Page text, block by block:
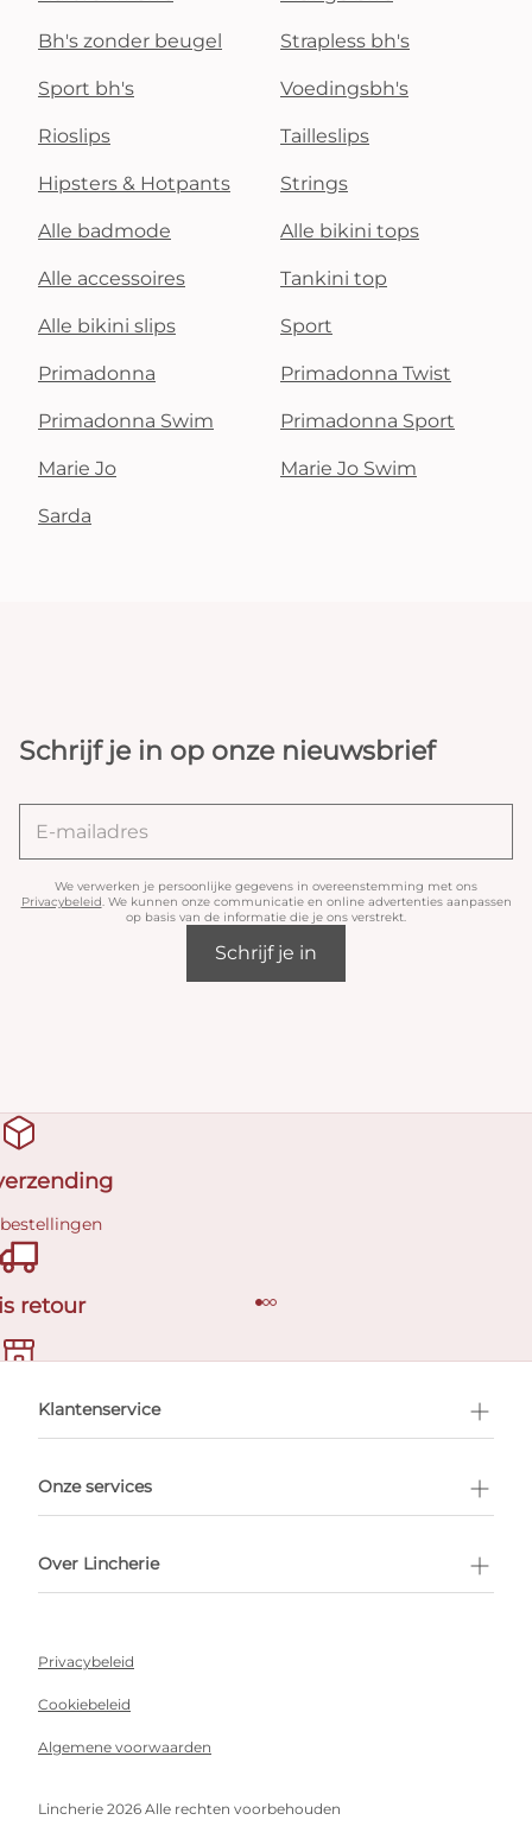
Bh's zonder beugel Strapless bh's
Sport bh's Voedingsbh's
Rioslips Tailleslips
Hipsters & Hotpants Strings
Alle badmode Alle bikini tops
Alle accessoires Tankini top
Alle bikini slips Sport
Primadonna Primadonna Twist
Primadonna Swim Primadonna Sport
Marie Jo Marie Jo Swim
Sarda
Schrijf je in op onze nieuwsbrief
We verwerken je persoonlijke gegevens in overeenstemming met ons
Privacybeleid. We kunnen onze communicatie en online advertenties aanpassen
op basis van de informatie die je ons verstrekt.
Schrijf je in
retour
afspraak
Klantenservice
Onze services
Over Lincherie
Privacybeleid
Cookiebeleid
Algemene voorwaarden
Lincherie 2026 Alle rechten voorbehouden